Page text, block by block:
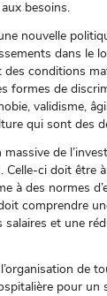
besoins.
nouvelle
dans le
des conditions
formes de
validisme,
qui sont des
de
Celle-ci doit être
à des normes
comprendre
salaires et une
de
pour un